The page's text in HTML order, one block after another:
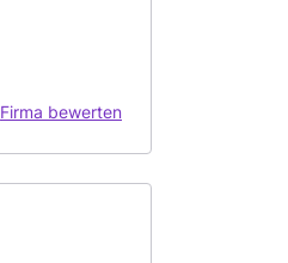
Firma bewerten